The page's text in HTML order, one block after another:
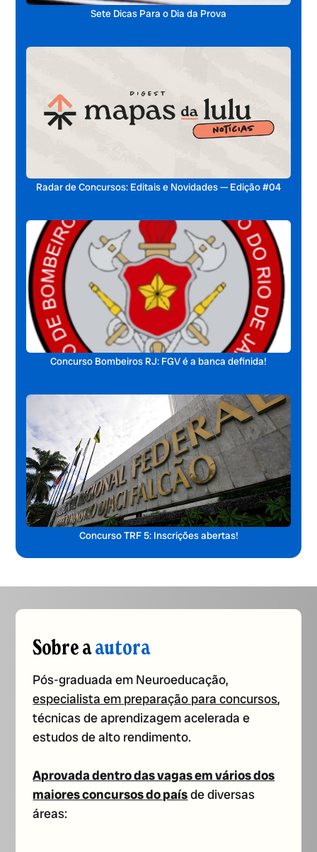
Sete Dicas Para o Dia da Prova
Radar de Concursos: Editais e Novidades — Edição #04
Concurso Bombeiros RJ: FGV é a banca definida!
Concurso TRF 5: Inscrições abertas!
Sobre aautora
Pós-graduada em Neuroeducação,
especialista em preparação para concursos,
técnicas de aprendizagem acelerada e
estudos de alto rendimento.
Aprovada dentro das vagas em vários dos
maiores concursos do paísde diversas
áreas: